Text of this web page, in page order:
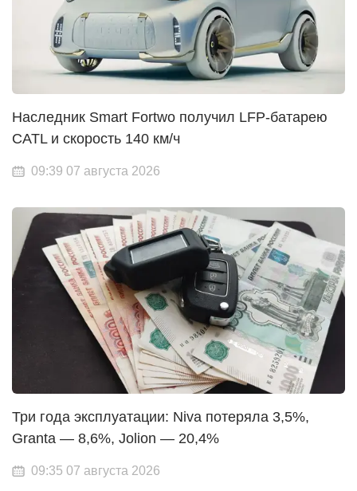
Наследник Smart Fortwo получил LFP-батарею
CATL и скорость 140 км/ч
09:39 07 августа 2026
Три года эксплуатации: Niva потеряла 3,5%,
Granta — 8,6%, Jolion — 20,4%
09:35 07 августа 2026